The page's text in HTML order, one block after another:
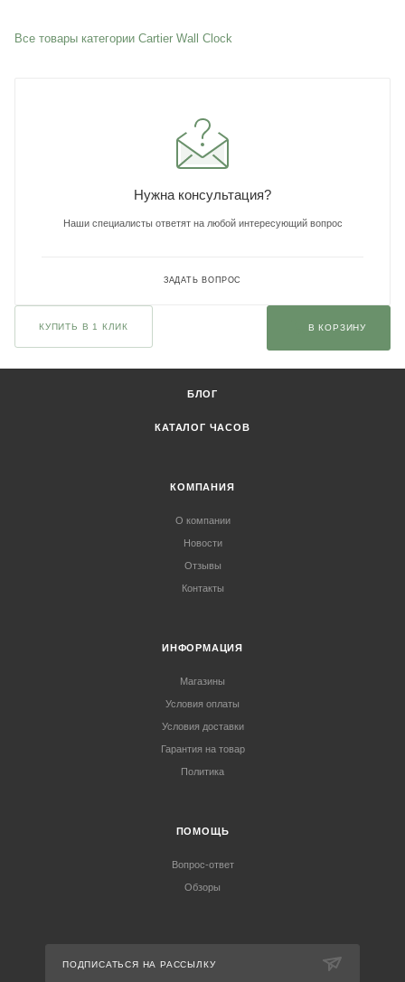
Все товары категории Cartier Wall Clock
Нужна консультация?
Наши специалисты ответят на любой интересующий вопрос
ЗАДАТЬ ВОПРОС
КУПИТЬ В 1 КЛИК В КОРЗИНУ
БЛОГ
КАТАЛОГ ЧАСОВ
КОМПАНИЯ
О компании
Новости
Отзывы
Контакты
ИНФОРМАЦИЯ
Магазины
Условия оплаты
Условия доставки
Гарантия на товар
Политика
ПОМОЩЬ
Вопрос-ответ
Обзоры
ПОДПИСАТЬСЯ НА РАССЫЛКУ